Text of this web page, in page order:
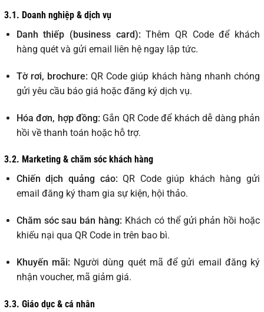
3.1. Doanh nghiệp & dịch vụ
Danh thiếp (business card): Thêm QR Code để khách
hàng quét và gửi email liên hệ ngay lập tức.
Tờ rơi, brochure: QR Code giúp khách hàng nhanh chóng
gửi yêu cầu báo giá hoặc đăng ký dịch vụ.
Hóa đơn, hợp đồng: Gắn QR Code để khách dễ dàng phản
hồi về thanh toán hoặc hỗ trợ.
3.2. Marketing & chăm sóc khách hàng
Chiến dịch quảng cáo: QR Code giúp khách hàng gửi
email đăng ký tham gia sự kiện, hội thảo.
Chăm sóc sau bán hàng: Khách có thể gửi phản hồi hoặc
khiếu nại qua QR Code in trên bao bì.
Khuyến mãi: Người dùng quét mã để gửi email đăng ký
nhận voucher, mã giảm giá.
3.3. Giáo dục & cá nhân